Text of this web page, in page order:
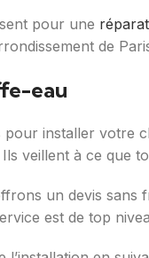
pour une
de
eau
installer votre
veillent à ce que
un devis
est de top